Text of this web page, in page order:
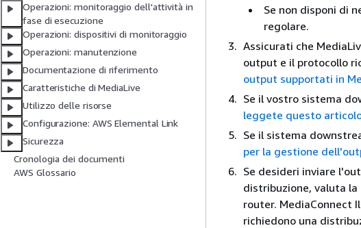
Operazioni: monitoraggio dell'attività in
fase di esecuzione
Operazioni: dispositivi di monitoraggio
Operazioni: manutenzione
Documentazione di riferimento
Caratteristiche di MediaLive
Utilizzo delle risorse
Configurazione: AWS Elemental Link
Sicurezza
Cronologia dei documenti
AWS Glossario
Se non disponi di
regolare.
Assicurati che
output e il protocollo
output supportati in
Se il vostro sistema
leggete questo
Se il sistema
per la gestione
Se desideri inviare
distribuzione, valuta
router. MediaConnect
richiedono una